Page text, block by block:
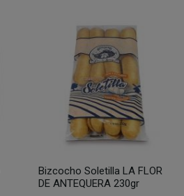
Bizcocho Soletilla LA FLOR
DE ANTEQUERA 230gr